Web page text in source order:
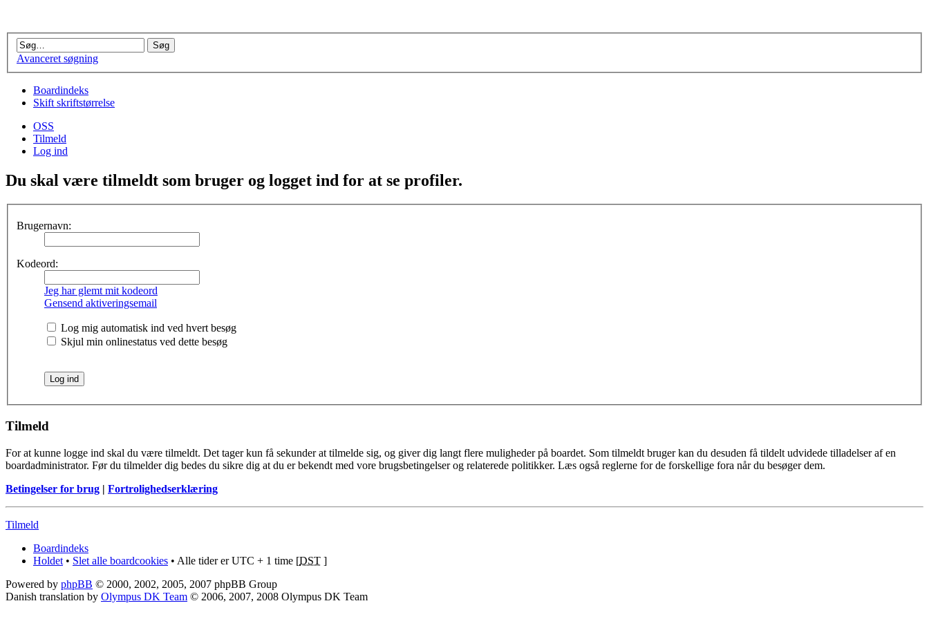
Avanceret søgning
Boardindeks
Skift skriftstørrelse
OSS
Tilmeld
Log ind
Du skal være tilmeldt som bruger og logget ind for at se profiler.
Brugernavn:
Kodeord:
Jeg har glemt mit kodeord
Gensend aktiveringsemail
Log mig automatisk ind ved hvert besøg
Skjul min onlinestatus ved dette besøg
Tilmeld
For at kunne logge ind skal du være tilmeldt. Det tager kun få sekunder at tilmelde sig, og giver dig langt flere muligheder på boardet. Som tilmeldt bruger kan du desuden få tildelt udvidede tilladelser af en
boardadministrator. Før du tilmelder dig bedes du sikre dig at du er bekendt med vore brugsbetingelser og relaterede politikker. Læs også reglerne for de forskellige fora når du besøger dem.
Betingelser for brug | Fortrolighedserklæring
Tilmeld
Boardindeks
Holdet • Slet alle boardcookies • Alle tider er UTC + 1 time [DST ]
Powered by phpBB © 2000, 2002, 2005, 2007 phpBB Group
Danish translation by Olympus DK Team © 2006, 2007, 2008 Olympus DK Team